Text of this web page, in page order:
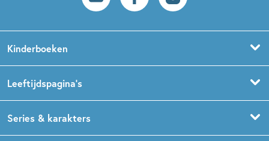
Kinderboeken
Prentenboeken
Leeftijdspagina’s
Boekentips 1,5 - 3 jaar
Series & karakters